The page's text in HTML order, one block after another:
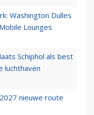
Washington Dulles
Lounges
Schiphol als best
luchthaven
nieuwe route